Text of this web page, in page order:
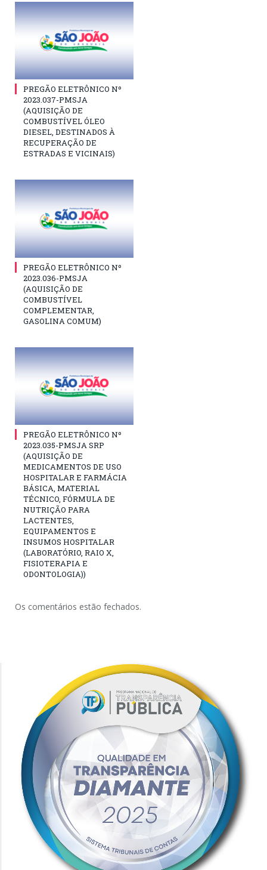
PREGÃO ELETRÔNICO Nº
2023.037-PMSJA
(AQUISIÇÃO DE
COMBUSTÍVEL ÓLEO
DIESEL, DESTINADOS À
RECUPERAÇÃO DE
ESTRADAS E VICINAIS)
PREGÃO ELETRÔNICO Nº
2023.036-PMSJA
(AQUISIÇÃO DE
COMBUSTÍVEL
COMPLEMENTAR,
GASOLINA COMUM)
PREGÃO ELETRÔNICO Nº
2023.035-PMSJA SRP
(AQUISIÇÃO DE
MEDICAMENTOS DE USO
HOSPITALAR E FARMÁCIA
BÁSICA, MATERIAL
TÉCNICO, FÓRMULA DE
NUTRIÇÃO PARA
LACTENTES,
EQUIPAMENTOS E
INSUMOS HOSPITALAR
(LABORATÓRIO, RAIO X,
FISIOTERAPIA E
ODONTOLOGIA))
Os comentários estão fechados.